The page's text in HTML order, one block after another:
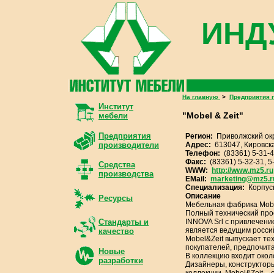
Институт
мебели
Предприятия
производители
Средства
производства
Ресурсы
Стандарты и
качество
Новые
разработки
На главную > Предприятия
"Mobel & Zeit"
Регион: Приволжский
Адрес: 613047,
Телефон: (83361) 5-31-
Факс: (83361) 5-32-31,
WWW: http://www.mz5.ru
EMail:
Специализация:
Описание
Мебельная фабрика
Полный технический
INNOVA Srl с
является ведущим
Mobel&Zeit выпускает
покупателей,
В коллекцию входит
Дизайнеры,